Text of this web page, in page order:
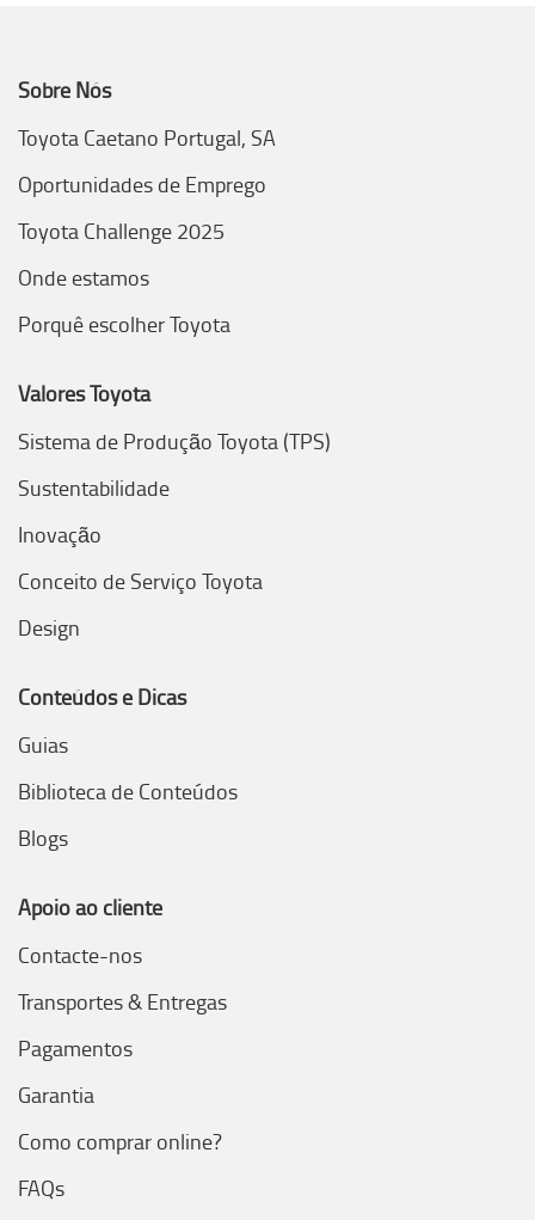
Sobre Nós
Toyota Caetano Portugal, SA
Oportunidades de Emprego
Toyota Challenge 2025
Onde estamos
Porquê escolher Toyota
Valores Toyota
Sistema de Produção Toyota (TPS)
Sustentabilidade
Inovação
Conceito de Serviço Toyota
Design
Conteúdos e Dicas
Guias
Biblioteca de Conteúdos
Blogs
Apoio ao cliente
Contacte-nos
Transportes & Entregas
Pagamentos
Garantia
Como comprar online?
FAQs